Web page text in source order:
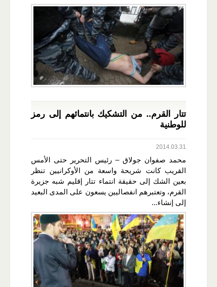
تتار القرم.. من التشكيك بانتمائهم إلى رمز
للوطنية
2014.03.31
محمد صفوان جولاق – رئيس التحرير حتى الأمس
القريب كانت شريحة واسعة من الأوكرانيين تنظر
بعين الشك إلى حقيقة انتماء تتار إقليم شبه جزيرة
القرم، وتعتبرهم انفصاليين يسعون على المدى البعيد
إلى إنشاء...